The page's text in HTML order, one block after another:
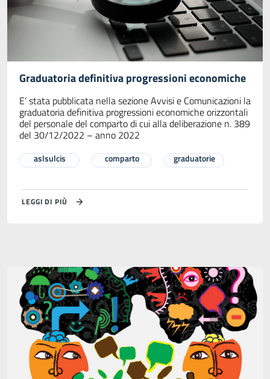
Graduatoria definitiva progressioni economiche
E’ stata pubblicata nella sezione Avvisi e Comunicazioni la
graduatoria definitiva progressioni economiche orizzontali
del personale del comparto di cui alla deliberazione n. 389
del 30/12/2022 – anno 2022
aslsulcis comparto graduatorie
LEGGI DI PIÙ